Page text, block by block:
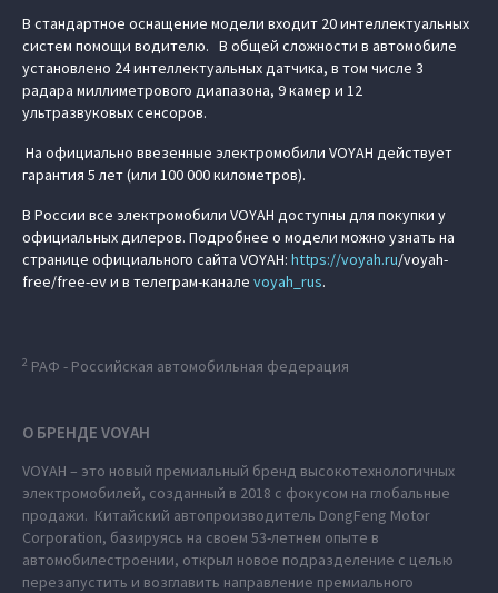
В стандартное оснащение модели входит 20 интеллектуальных
систем помощи водителю. В общей сложности в автомобиле
установлено 24 интеллектуальных датчика, в том числе 3
радара миллиметрового диапазона, 9 камер и 12
ультразвуковых сенсоров.
На официально ввезенные электромобили VOYAH действует
гарантия 5 лет (или 100 000 километров).
В России все электромобили VOYAH доступны для покупки у
официальных дилеров. Подробнее о модели можно узнать на
странице официального сайта VOYAH: https://voyah.ru/voyah-
free/free-ev и в телеграм-канале voyah_rus.
2 РАФ - Российская автомобильная федерация
О БРЕНДЕ VOYAH
VOYAH – это новый премиальный бренд высокотехнологичных
электромобилей, созданный в 2018 с фокусом на глобальные
продажи. Китайский автопроизводитель DongFeng Motor
Corporation, базируясь на своем 53-летнем опыте в
автомобилестроении, открыл новое подразделение с целью
перезапустить и возглавить направление премиального